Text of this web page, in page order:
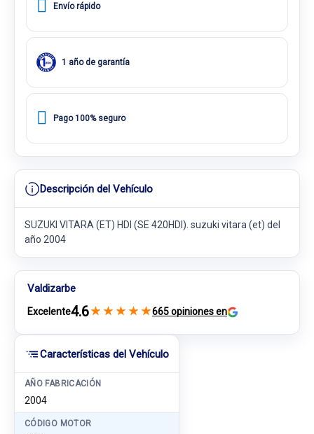
Características del Vehículo
AÑO FABRICACIÓN
2004
CÓDIGO MOTOR
Envío rápido
1 año de garantía
Pago 100% seguro
Descripción del Vehículo
SUZUKI VITARA (ET) HDI (SE 420HDI). suzuki vitara (et) del
año 2004
Valdizarbe
Excelente4.6★ ★ ★ ★ ★665 opiniones en